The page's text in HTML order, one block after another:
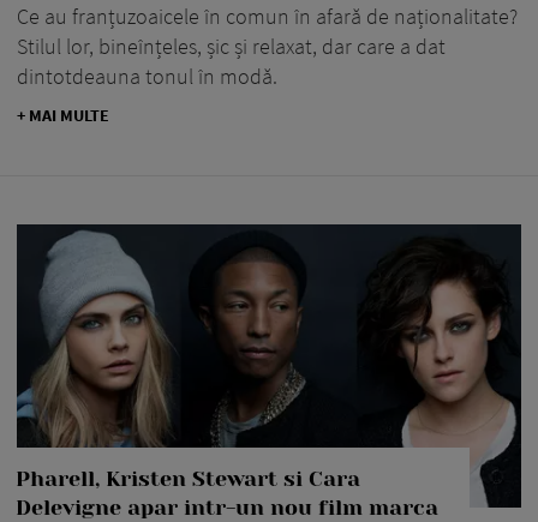
Ce au franțuzoaicele în comun în afară de naționalitate?
Stilul lor, bineînțeles, șic și relaxat, dar care a dat
dintotdeauna tonul în modă.
+ MAI MULTE
Pharell, Kristen Stewart si Cara
Delevigne apar intr-un nou film marca